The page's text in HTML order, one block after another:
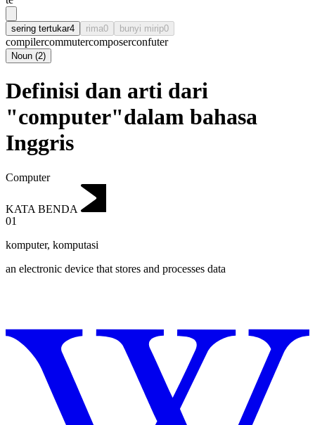
sering tertukar4 rima0 bunyi mirip0
compilercommutercomposerconfuter
Noun (2)
Definisi dan arti dari
"computer"dalam bahasa
Inggris
Computer
KATA BENDA
01
komputer, komputasi
an electronic device that stores and processes data